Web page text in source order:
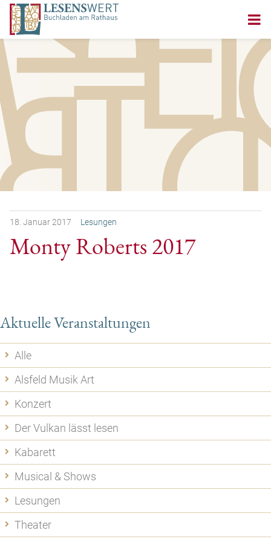
18. Januar 2017 Lesungen
Monty Roberts 2017
Aktuelle Veranstaltungen
Alle
Alsfeld Musik Art
Konzert
Der Vulkan lässt lesen
Kabarett
Musical & Shows
Lesungen
Theater